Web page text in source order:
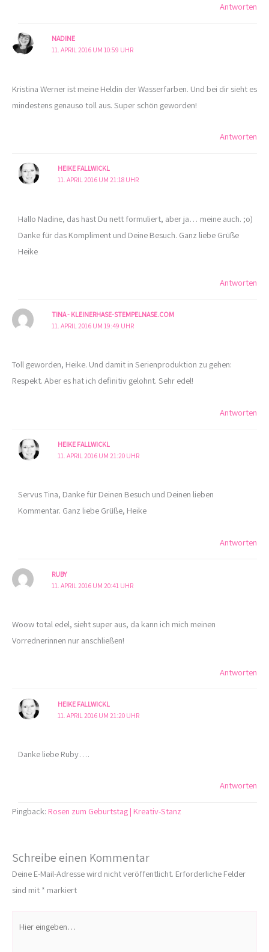
Antworten
NADINE
11. APRIL 2016 UM 10:59 UHR
Kristina Werner ist meine Heldin der Wasserfarben. Und bei dir sieht es
mindestens genauso toll aus. Super schön geworden!
Antworten
HEIKE FALLWICKL
11. APRIL 2016 UM 21:18 UHR
Hallo Nadine, das hast Du nett formuliert, aber ja… meine auch. ;o)
Danke für das Kompliment und Deine Besuch. Ganz liebe Grüße
Heike
Antworten
TINA - KLEINERHASE-STEMPELNASE.COM
11. APRIL 2016 UM 19:49 UHR
Toll geworden, Heike. Und damit in Serienproduktion zu gehen:
Respekt. Aber es hat ich definitiv gelohnt. Sehr edel!
Antworten
HEIKE FALLWICKL
11. APRIL 2016 UM 21:20 UHR
Servus Tina, Danke für Deinen Besuch und Deinen lieben
Kommentar. Ganz liebe Grüße, Heike
Antworten
RUBY
11. APRIL 2016 UM 20:41 UHR
Woow total edel, sieht super aus, da kann ich mich meinen
Vorrednerinnen nur anschließen!
Antworten
HEIKE FALLWICKL
11. APRIL 2016 UM 21:20 UHR
Danke liebe Ruby….
Antworten
Pingback: Rosen zum Geburtstag | Kreativ-Stanz
Schreibe einen Kommentar
Deine E-Mail-Adresse wird nicht veröffentlicht. Erforderliche Felder
sind mit * markiert
eingeben…